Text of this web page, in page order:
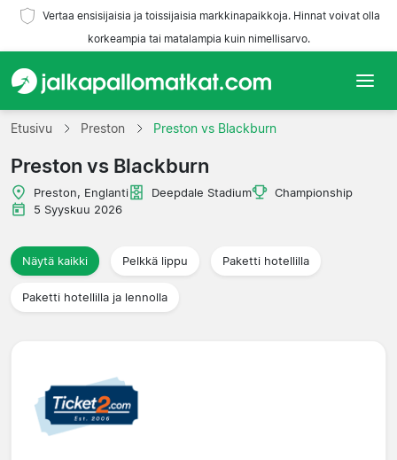
Vertaa ensisijaisia ja toissijaisia markkinapaikkoja. Hinnat voivat olla
korkeampia tai matalampia kuin nimellisarvo.
Etusivu
Joukkueet
Liigat
Matkatoimistoja
Etusivu Preston Preston vs Blackburn
Preston vs Blackburn
Preston, Englanti Deepdale Stadium
Championship
5 Syyskuu 2026
Näytä kaikki Pelkkä lippu Paketti hotellilla
Paketti hotellilla ja lennolla